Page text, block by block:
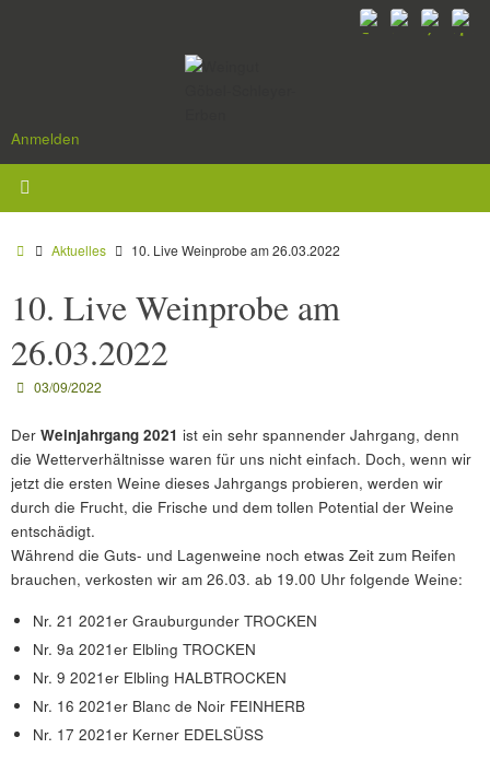
Anmelden
StartAktuelles 10. Live Weinprobe am 26.03.2022
10. Live Weinprobe am
26.03.2022
03/09/2022
Der Weinjahrgang 2021 ist ein sehr spannender Jahrgang, denn
die Wetterverhältnisse waren für uns nicht einfach. Doch, wenn wir
jetzt die ersten Weine dieses Jahrgangs probieren, werden wir
durch die Frucht, die Frische und dem tollen Potential der Weine
entschädigt.
Während die Guts- und Lagenweine noch etwas Zeit zum Reifen
brauchen, verkosten wir am 26.03. ab 19.00 Uhr folgende Weine:
Nr. 21 2021er Grauburgunder TROCKEN
Nr. 9a 2021er Elbling TROCKEN
Nr. 9 2021er Elbling HALBTROCKEN
Nr. 16 2021er Blanc de Noir FEINHERB
Nr. 17 2021er Kerner EDELSÜSS